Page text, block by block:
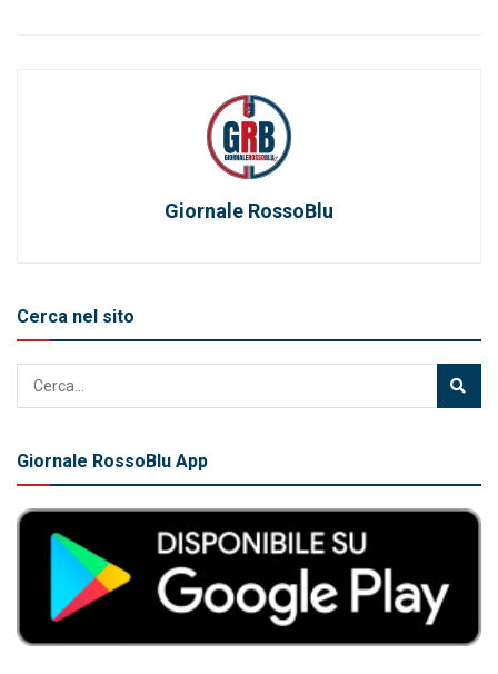
Giornale RossoBlu
Cerca nel sito
Giornale RossoBlu App